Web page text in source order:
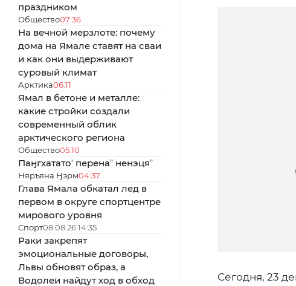
праздником
Общество07:36
На вечной мерзлоте: почему
дома на Ямале ставят на сваи
и как они выдерживают
суровый климат
Арктика06:11
Ямал в бетоне и металле:
какие стройки создали
современный облик
арктического региона
Общество05:10
Паӈгхататоʼ перенаˮ ненэцяˮ
Няръяна Ӈэрм04:37
Глава Ямала обкатал лед в
первом в округе спортцентре
мирового уровня
Спорт08.08.26 14:35
Раки закрепят
эмоциональные договоры,
Львы обновят образ, а
Водолеи найдут ход в обход
Сегодня, 23